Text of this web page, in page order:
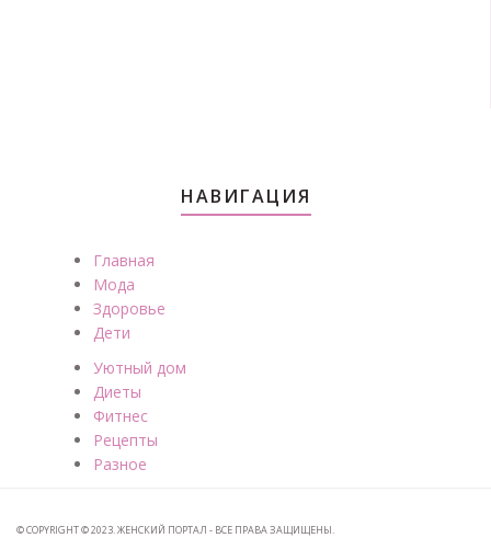
НАВИГАЦИЯ
Главная
Мода
Здоровье
Дети
Уютный дом
Диеты
Фитнес
Рецепты
Разное
© COPYRIGHT © 2023. ЖЕНСКИЙ ПОРТАЛ - ВСЕ ПРАВА ЗАЩИЩЕНЫ.